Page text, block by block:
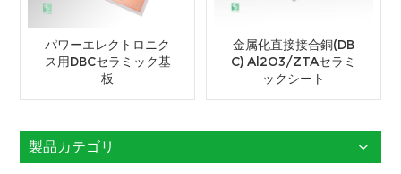
パワーエレクトロニク
ス用DBCセラミック基
板
金属化直接接合銅(DB
C) Al2O3/ZTAセラミ
ックシート
製品カテゴリ